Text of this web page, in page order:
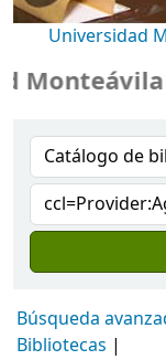
Universidad
Búsqueda
Bibliotecas